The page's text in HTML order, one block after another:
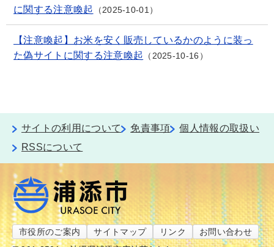
に関する注意喚起
2025-10-01
【注意喚起】お米を安く販売しているかのように装っ
た偽サイトに関する注意喚起
2025-10-16
サイトの利用について 免責事項
個人情報の取扱い
RSSについて
市役所のご案内 サイトマップ リンク
お問い合わせ